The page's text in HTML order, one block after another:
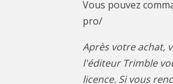
Vous pouvez
pro/
Après votre achat,
l'éditeur Trimble
licence. Si vous